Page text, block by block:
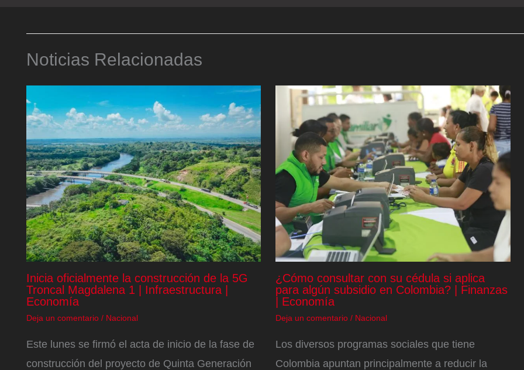
Noticias Relacionadas
Inicia oficialmente la construcción de la 5G
Troncal Magdalena 1 | Infraestructura |
Economía
Deja un comentario / Nacional
Este lunes se firmó el acta de inicio de la fase de
construcción del proyecto de Quinta Generación
¿Cómo consultar con su cédula si aplica
para algún subsidio en Colombia? | Finanzas
| Economía
Deja un comentario / Nacional
Los diversos programas sociales que tiene
Colombia apuntan principalmente a reducir la